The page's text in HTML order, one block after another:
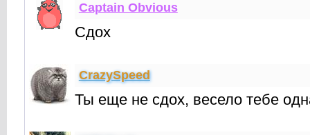
Captain Obvious
Сдох
CrаzySpeed
Ты еще не сдох, весело тебе